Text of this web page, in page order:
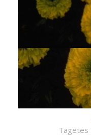
Tagetes